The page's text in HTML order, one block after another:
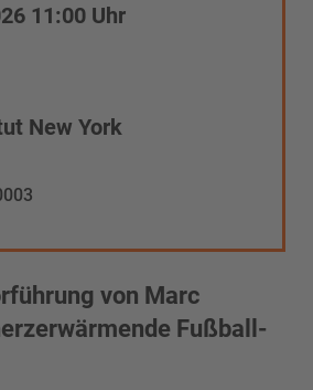
11:00 Uhr
New York
von Marc
Fußball-